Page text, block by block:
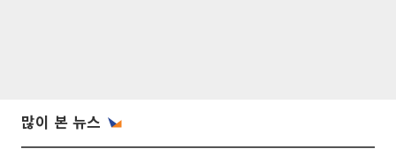
많이 본 뉴스